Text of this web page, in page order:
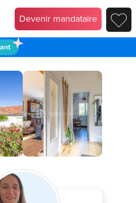
Devenir mandataire